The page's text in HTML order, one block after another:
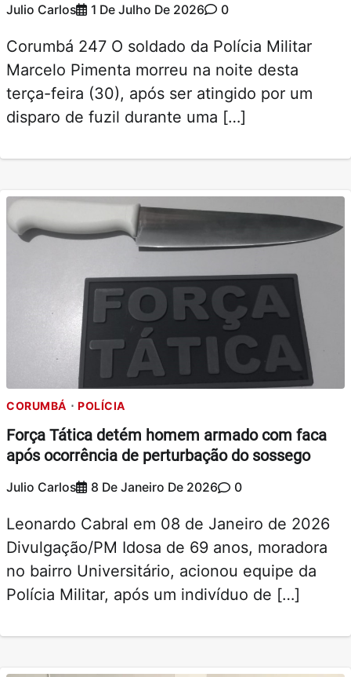
Julio Carlos 1 De Julho De 2026 0
Corumbá 247 O soldado da Polícia Militar
Marcelo Pimenta morreu na noite desta
terça-feira (30), após ser atingido por um
disparo de fuzil durante uma […]
CORUMBÁ POLÍCIA
Força Tática detém homem armado com faca
após ocorrência de perturbação do sossego
Julio Carlos 8 De Janeiro De 2026 0
Leonardo Cabral em 08 de Janeiro de 2026
Divulgação/PM Idosa de 69 anos, moradora
no bairro Universitário, acionou equipe da
Polícia Militar, após um indivíduo de […]